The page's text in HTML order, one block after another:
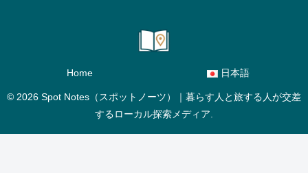
Home 日本語
© 2026 Spot Notes（スポットノーツ）｜暮らす人と旅する人が交差
するローカル探索メディア.